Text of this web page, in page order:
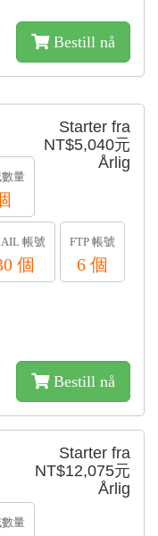
Bestill nå
Starter fra
NT$5,040元
Årlig
量
帳號
個
FTP 帳號
6 個
Bestill nå
Starter fra
NT$12,075元
Årlig
量